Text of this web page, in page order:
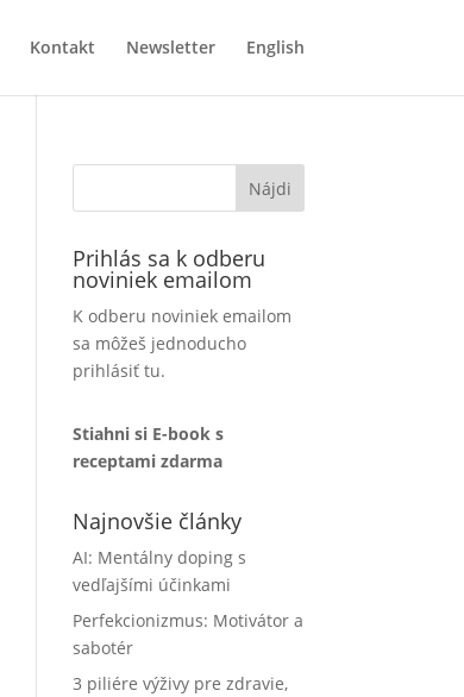
Kontakt Newsletter English
Prihlás sa k odberu
noviniek emailom
K odberu noviniek emailom
sa môžeš jednoducho
prihlásiť tu.
Stiahni si E-book s
receptami zdarma
Najnovšie články
AI: Mentálny doping s
vedľajšími účinkami
Perfekcionizmus: Motivátor a
sabotér
3 piliére výživy pre zdravie,